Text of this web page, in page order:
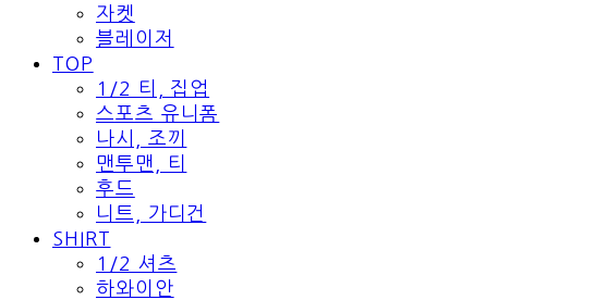
자켓
블레이저
TOP
1/2 티, 집업
스포츠 유니폼
나시, 조끼
맨투맨, 티
후드
니트, 가디건
SHIRT
1/2 셔츠
하와이안